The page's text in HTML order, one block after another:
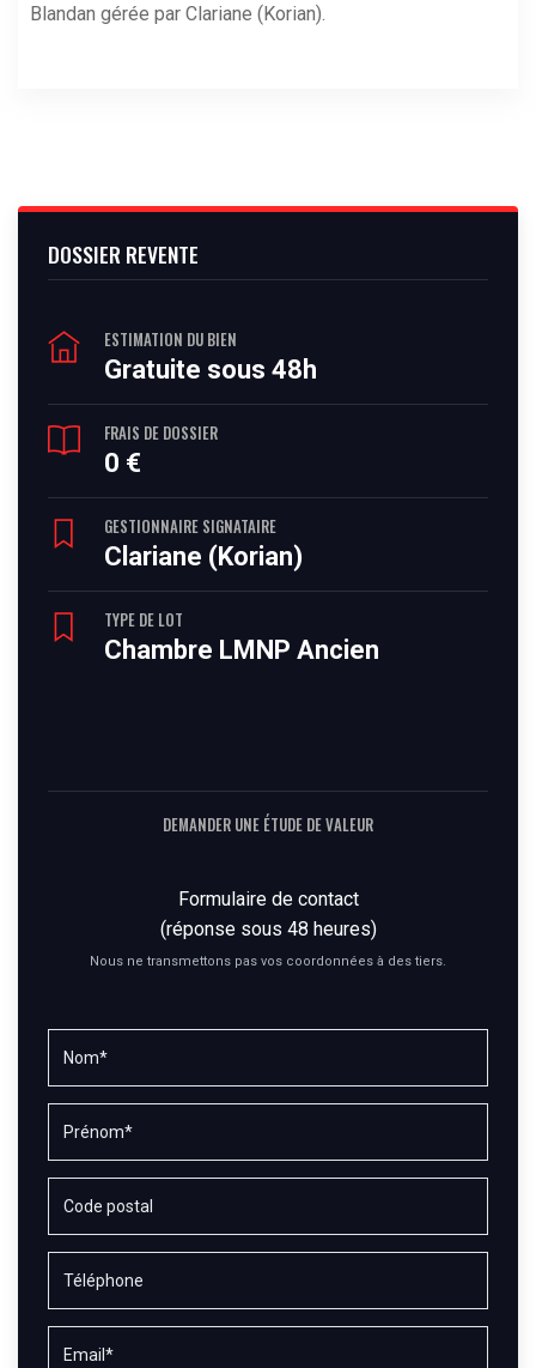
Blandan gérée par Clariane (Korian).
DOSSIER REVENTE
ESTIMATION DU BIEN
Gratuite sous 48h
FRAIS DE DOSSIER
0 €
GESTIONNAIRE SIGNATAIRE
Clariane (Korian)
TYPE DE LOT
Chambre LMNP Ancien
DEMANDER UNE ÉTUDE DE VALEUR
Formulaire de contact
(réponse sous 48 heures)
Nous ne transmettons pas vos coordonnées à des tiers.